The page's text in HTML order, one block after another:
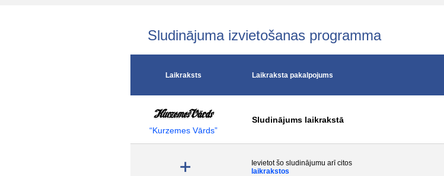
Sludinājuma izvietošanas programma
Laikraksts Laikraksta pakalpojums
“Kurzemes Vārds”
Sludinājums laikrakstā
Ievietot šo sludinājumu arī citos
laikrakstos